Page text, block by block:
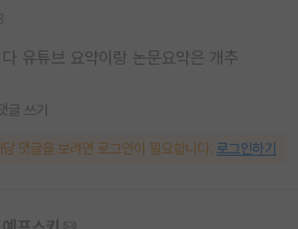
유튜브 요약이랑 논문요약은 개추
글 쓰기
당 댓글을 보려면 로그인이 필요합니다. 로그인하기